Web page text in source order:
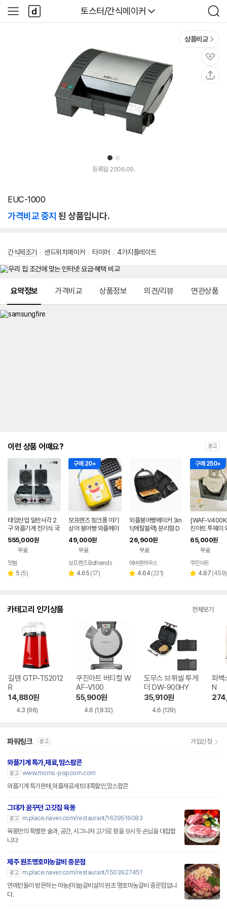
다나와
토스터/간식메이커
검
색
사
이
다
나
와
1 2
상품비교
관
심
등록월 2006.09.
EUC-1000
가격비교 중지 된 상품입니다.
간식제조기 / 샌드위치메이커 / 타이머 / 4가지플레이트
요약정보 가격비교 상품정보 의견/리뷰 연관상품
이런 상품 어때요? 광고
태양산업 일반사각 2
구 와플기계 전기식 국
내제조 조리기 / WPR
-450T
555,000원
무료
페이
맛붐
별 5 리
(5)
구매 20+
보프렌즈 핑크퐁 아기
상어 붕어빵 와플메이
커 와플기계 크로플
(정품 라이센스)
49,000원
무료
보프렌즈 Bofriends
별 4.65 리
(17)
외플붕어빵메이커 3in
1(메탈블랙) 분리형 D
EW-D220 제조기 샌
드위치 붕어빵틀 그릴
26,900원
무료
에버튼하우스
별 4.64 리
(221)
구매 250+
[WAF-
진아트 투웨이
이커
65,000원
무료
쿠진아트
별 4.87 리
(459)
카테고리 인기상품 전체보기
길텐 GTP-TS2012
R
14,880원
4.3 (96)
쿠진아트 버티컬 W
AF-V100
55,900원
4.6 (1,832)
도무스 브뤼셀 투게
더 DW-900HY
35,910원
4.6 (129)
파벡
N
파워링크 광고 가입신청
와플기계 특가,재료,맘스팝콘
광고 www.moms-popcorn.com
와플기계 특가판매,와플재료세트대폭할인,맘스팝콘
그대가 꿈꾸던 고깃집 육몽
광고
m.place.naver.com/restaurant/1639516083
육몽만의 특별한 술과, 공간, 시그니처 고기로 왕을 모시듯 손님을 대접합
니다
제주 원조명호마농갈비 중문점
광고
m.place.naver.com/restaurant/1503927451
연예인들이 방문하는 마농(마늘)갈비살의 원조 명호마농갈비 중문점입니
다.